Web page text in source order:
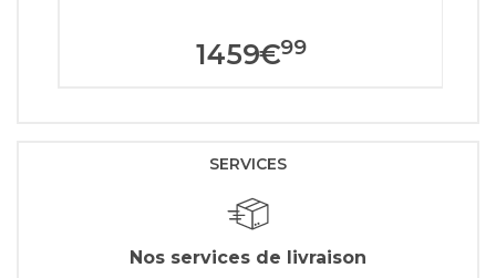
1459€99
SERVICES
Nos services de livraison